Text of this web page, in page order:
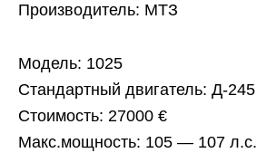
Производитель: МТЗ
Модель: 1025
Стандартный двигатель: Д-245
Стоимость: 27000 €
Макс.мощность: 105 — 107 л.с.